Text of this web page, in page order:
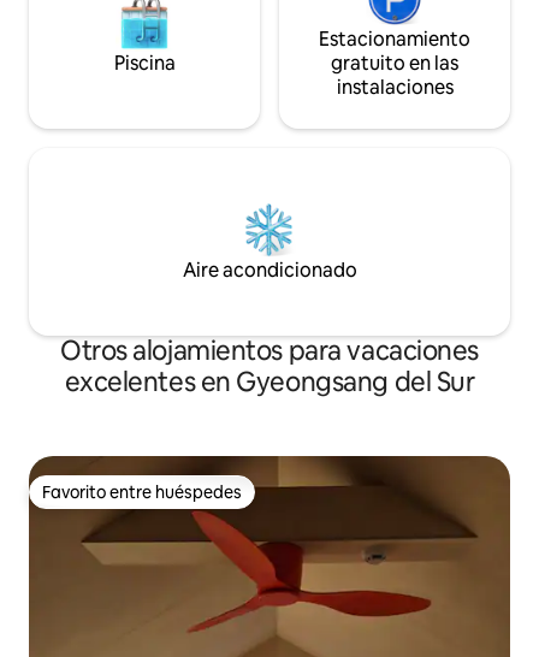
Información importante antes de
la parrilla, debe utilizar la parrilla que se
proporciona y cocinarlo al aire libre. -
restringe el consumo de bebidas y
de reembolso está sujeta a las pautas de
paseo marítimo
disfrutas del
estuario. Es un
sentir la
lugar para
Piscina
Estacionamiento
gratuito en las
instalaciones
Aire acondicionado
Otros alojamientos para vacaciones
excelentes en Gyeongsang del Sur
Favorito entre huéspedes
Favorito entre huéspedes